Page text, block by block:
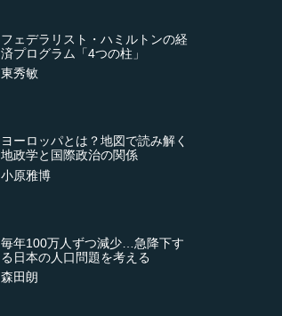
フェデラリスト・ハミルトンの経
済プログラム「4つの柱」
東秀敏
ヨーロッパとは？地図で読み解く
地政学と国際政治の関係
小原雅博
毎年100万人ずつ減少…急降下す
る日本の人口問題を考える
森田朗